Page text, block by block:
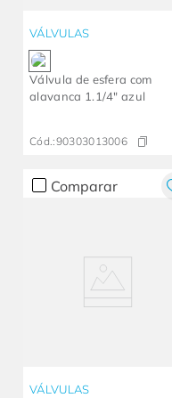
VÁLVULAS
Válvula de esfera com
alavanca 1.1/4" azul
Cód.:90303013006
Comparar
VÁLVULAS